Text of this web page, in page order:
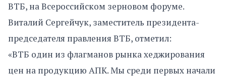
ВТБ, на Всероссийском зерновом форуме.
Виталий Сергейчук, заместитель президента-
председателя правления ВТБ, отметил:
«ВТБ один из флагманов рынка хеджирования
цен на продукцию АПК. Мы среди первых начали